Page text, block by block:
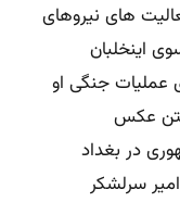
‌های نیروهای
اینخلبان
عملیات جنگی او
عكس
در بغداد
سرلشكر